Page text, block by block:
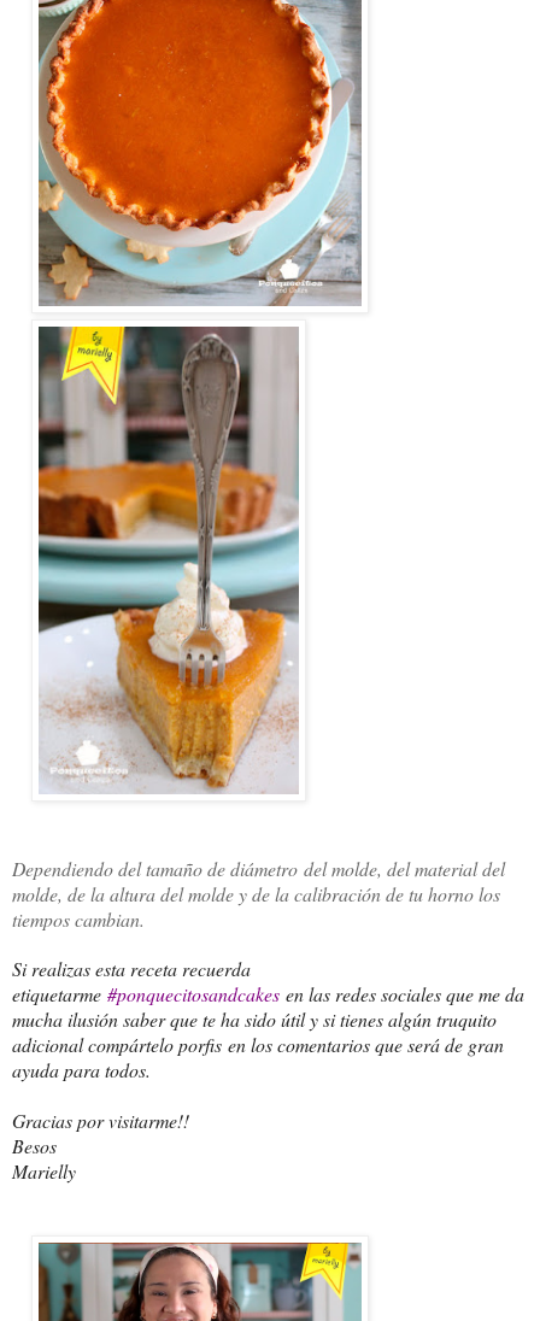
Dependiendo del tamaño de diámetro del molde, del material del
molde, de la altura del molde y de la calibración de tu horno los
tiempos cambian.
Si realizas esta receta recuerda
etiquetarme #ponquecitosandcakes en las redes sociales que me da
mucha ilusión saber que te ha sido útil y si tienes algún truquito
adicional compártelo porfis en los comentarios que será de gran
ayuda para todos.
Gracias por visitarme!!
Besos
Marielly